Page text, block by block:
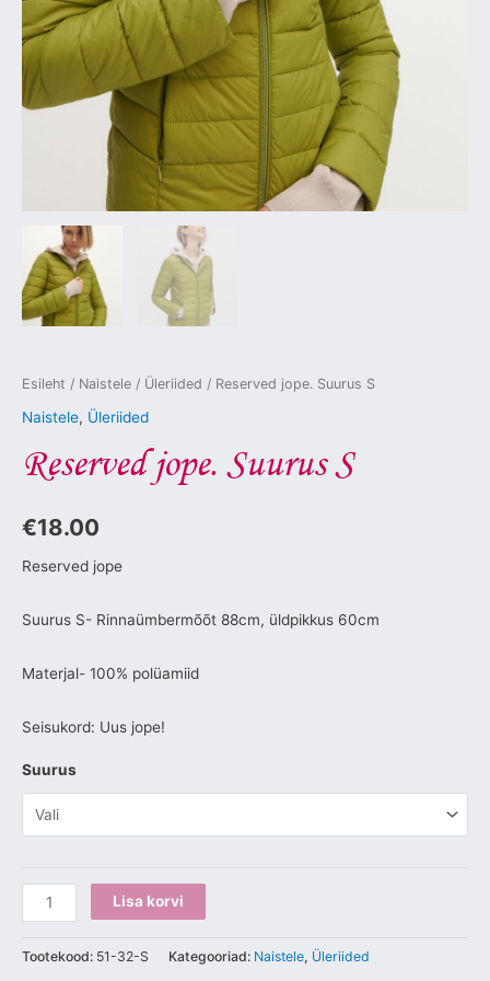
Esileht / Naistele / Üleriided / Reserved jope. Suurus S
Naistele, Üleriided
Reserved jope. Suurus S
€18.00
Reserved jope
Suurus S- Rinnaümbermõõt 88cm, üldpikkus 60cm
Materjal- 100% polüamiid
Seisukord: Uus jope!
Suurus
Lisa korvi
Tootekood: 51-32-S Kategooriad: Naistele, Üleriided